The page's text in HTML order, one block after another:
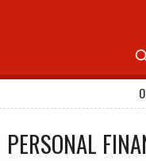
PERSONAL